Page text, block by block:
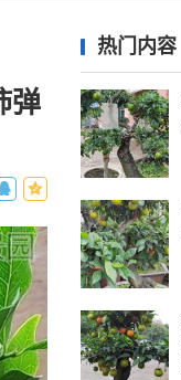
弹
热门内容